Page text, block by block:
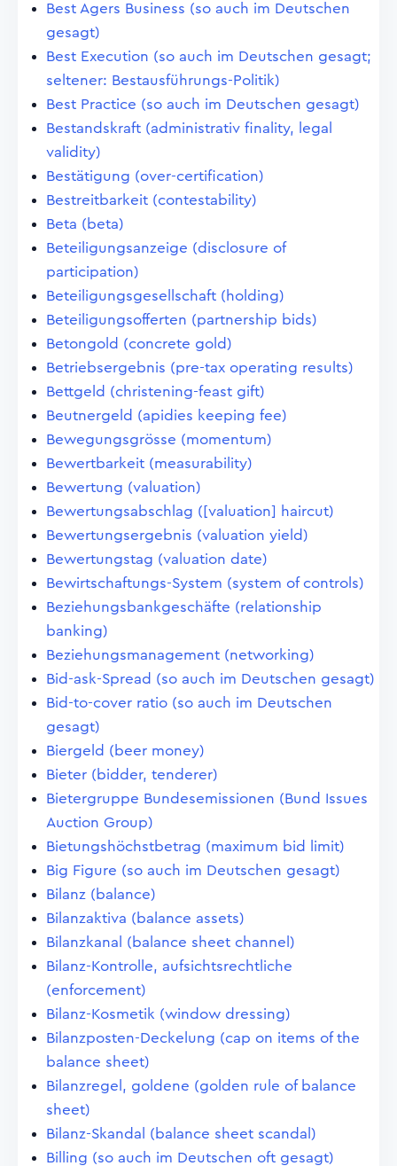
Best Agers Business (so auch im Deutschen
gesagt)
Best Execution (so auch im Deutschen gesagt;
seltener: Bestausführungs-Politik)
Best Practice (so auch im Deutschen gesagt)
Bestandskraft (administrativ finality, legal
validity)
Bestätigung (over-certification)
Bestreitbarkeit (contestability)
Beta (beta)
Beteiligungsanzeige (disclosure of
participation)
Beteiligungsgesellschaft (holding)
Beteiligungsofferten (partnership bids)
Betongold (concrete gold)
Betriebsergebnis (pre-tax operating results)
Bettgeld (christening-feast gift)
Beutnergeld (apidies keeping fee)
Bewegungsgrösse (momentum)
Bewertbarkeit (measurability)
Bewertung (valuation)
Bewertungsabschlag ([valuation] haircut)
Bewertungsergebnis (valuation yield)
Bewertungstag (valuation date)
Bewirtschaftungs-System (system of controls)
Beziehungsbankgeschäfte (relationship
banking)
Beziehungsmanagement (networking)
Bid-ask-Spread (so auch im Deutschen gesagt)
Bid-to-cover ratio (so auch im Deutschen
gesagt)
Biergeld (beer money)
Bieter (bidder, tenderer)
Bietergruppe Bundesemissionen (Bund Issues
Auction Group)
Bietungshöchstbetrag (maximum bid limit)
Big Figure (so auch im Deutschen gesagt)
Bilanz (balance)
Bilanzaktiva (balance assets)
Bilanzkanal (balance sheet channel)
Bilanz-Kontrolle, aufsichtsrechtliche
(enforcement)
Bilanz-Kosmetik (window dressing)
Bilanzposten-Deckelung (cap on items of the
balance sheet)
Bilanzregel, goldene (golden rule of balance
sheet)
Bilanz-Skandal (balance sheet scandal)
Billing (so auch im Deutschen oft gesagt)